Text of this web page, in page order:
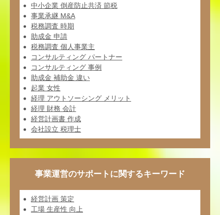
中小企業 倒産防止共済 節税
事業承継 M&A
税務調査 時期
助成金 申請
税務調査 個人事業主
コンサルティング パートナー
コンサルティング 事例
助成金 補助金 違い
起業 女性
経理 アウトソーシング メリット
経理 財務 会計
経営計画書 作成
会社設立 税理士
事業運営のサポートに関するキーワード
経営計画 策定
工場 生産性 向上